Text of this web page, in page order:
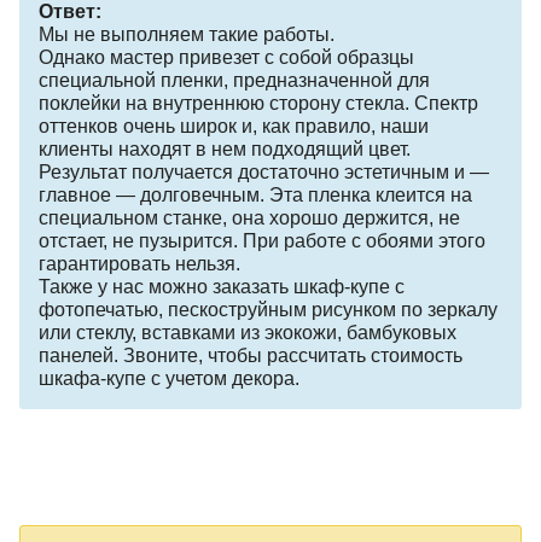
Ответ:
Мы не выполняем такие работы.
Однако мастер привезет с собой образцы
специальной пленки, предназначенной для
поклейки на внутреннюю сторону стекла. Спектр
оттенков очень широк и, как правило, наши
клиенты находят в нем подходящий цвет.
Результат получается достаточно эстетичным и —
главное — долговечным. Эта пленка клеится на
специальном станке, она хорошо держится, не
отстает, не пузырится. При работе с обоями этого
гарантировать нельзя.
Также у нас можно заказать шкаф-купе с
фотопечатью, пескоструйным рисунком по зеркалу
или стеклу, вставками из экокожи, бамбуковых
панелей. Звоните, чтобы рассчитать стоимость
шкафа-купе с учетом декора.